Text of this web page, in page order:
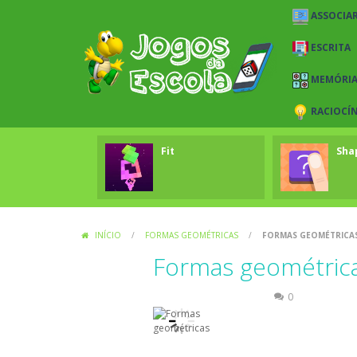
ESCRITA
MEMÓRIA
Fit
INÍCIO / FORMAS GEOMÉTRICAS / FORMAS
Formas
0